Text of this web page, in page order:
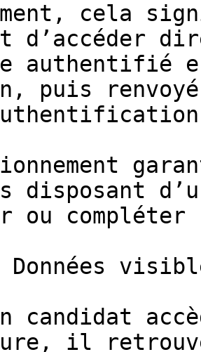
cela
d’accéder
authentifié
puis
disposant
ou compléter
candidat
il